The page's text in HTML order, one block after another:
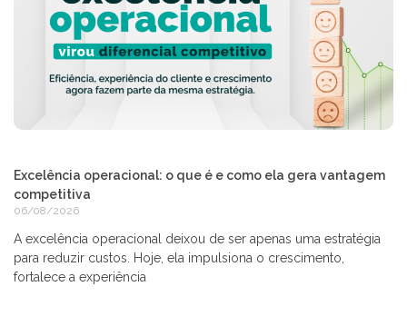
Excelência operacional: o que é e como ela gera vantagem
competitiva
06/08/2026
A excelência operacional deixou de ser apenas uma estratégia
para reduzir custos. Hoje, ela impulsiona o crescimento,
fortalece a experiência